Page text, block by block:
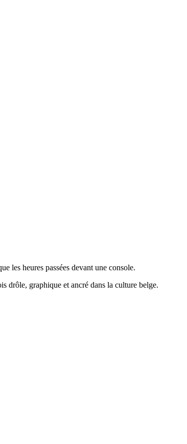
les heures passées devant une console.
drôle, graphique et ancré dans la culture belge.